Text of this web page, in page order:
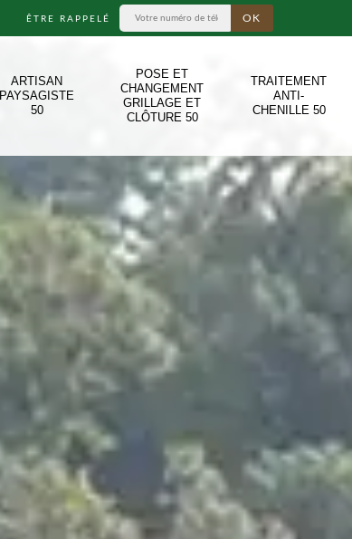
ÊTRE RAPPELÉ
ARTISAN
PAYSAGISTE
50
POSE ET
CHANGEMENT
GRILLAGE ET
CLÔTURE 50
TRAITEMENT
ANTI-
CHENILLE 50